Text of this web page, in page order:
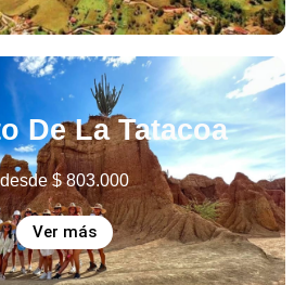
De La Tatacoa
desde$803.000
Ver más